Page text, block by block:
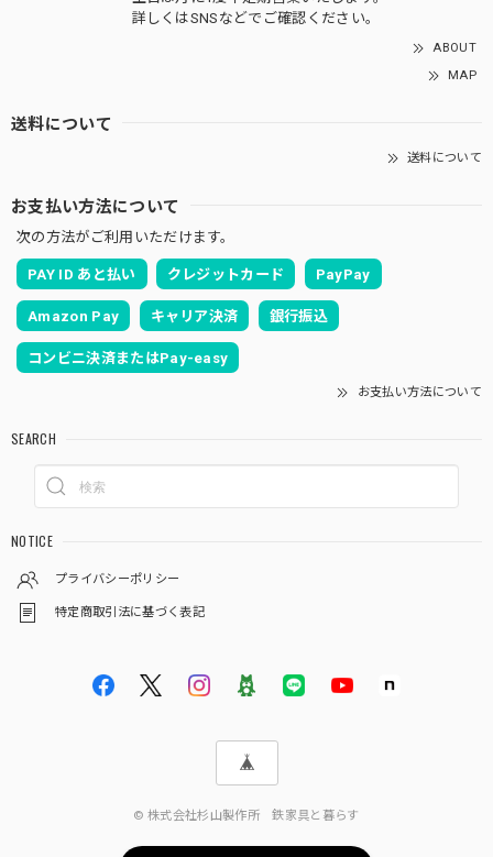
詳しくはSNSなどでご確認ください。
ABOUT
MAP
送料について
送料について
お支払い方法について
次の方法がご利用いただけます。
PAY ID あと払い クレジットカード PayPay
Amazon Pay キャリア決済 銀行振込
コンビニ決済またはPay-easy
お支払い方法について
SEARCH
NOTICE
プライバシーポリシー
特定商取引法に基づく表記
© 株式会社杉山製作所 鉄家具と暮らす